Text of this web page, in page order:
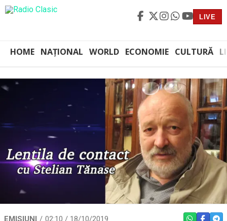
LIVE
HOME NAȚIONAL WORLD ECONOMIE CULTURĂ
EMISIUNI 02:10 / 18/10/2019